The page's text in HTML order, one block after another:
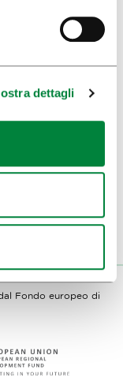
dettagli
Fondo europeo di
to
website